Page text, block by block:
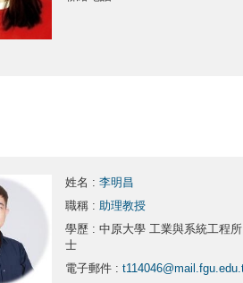
姓名 : 李明昌
職稱 : 助理教授
學歷 : 中原大學 工業與系統工程
士
電子郵件 :